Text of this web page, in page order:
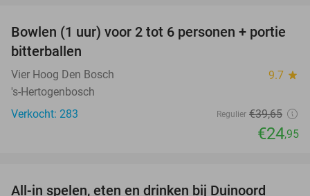
37%
Bowlen (1 uur) voor 2 tot 6 personen + portie
bitterballen
Vier Hoog Den Bosch 9.7 star
's-Hertogenbosch
Verkocht: 283
Regulier €39,65
€24,95
All-in spelen, eten en drinken bij Duinoord